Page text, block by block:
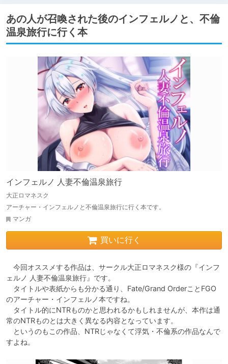
あの人が召喚された後のインフェルノと、不倫
温泉旅行に行く本
インフェルノ 人妻不倫温泉旅行
大正ロマネスク
アーチャー・インフェルノと不倫温泉旅行に行く本です。
マンガ
買いに行く
今回オススメする作品は、サークル大正ロマネスク様の『インフ
ェルノ 人妻不倫温泉旅行』です。
タイトルや表紙からも分かる通り、Fate/Grand OrderことFGO
のアーチャー・インフェルノ本ですね。
タイトル的にNTRものかと思われるかもしれませんが、本作は通
常のNTRものとは大きく異なる内容となっています。
というのもこの作品、NTRじゃなくて浮気・不倫系の作品なんで